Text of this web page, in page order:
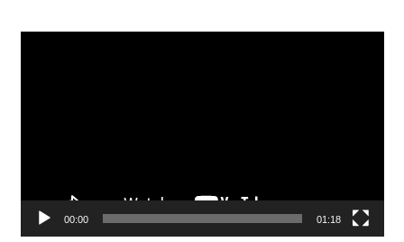
00:00 01:18